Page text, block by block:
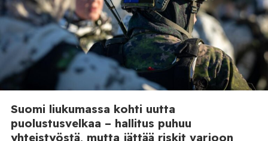
Suomi liukumassa kohti uutta
puolustusvelkaa – hallitus puhuu
yhteistyöstä, mutta jättää riskit varjoon